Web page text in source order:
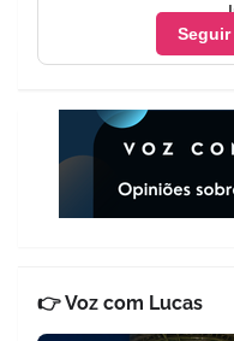
Seguir
👉 Voz com Lucas